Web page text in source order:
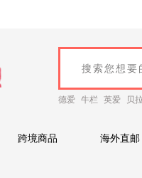
德爱 牛栏 英爱 贝
跨境商品 海外直邮